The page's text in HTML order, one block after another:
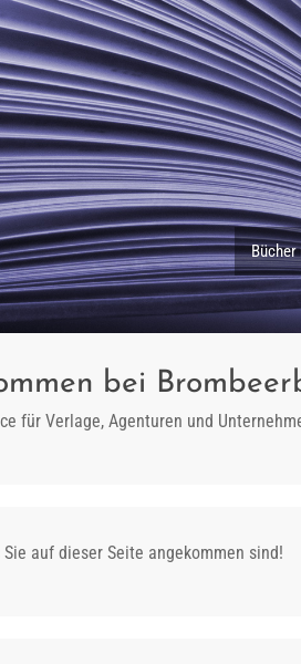
Bücher
bei
für Verlage, Agenturen und
Sie auf dieser Seite angekommen sind!